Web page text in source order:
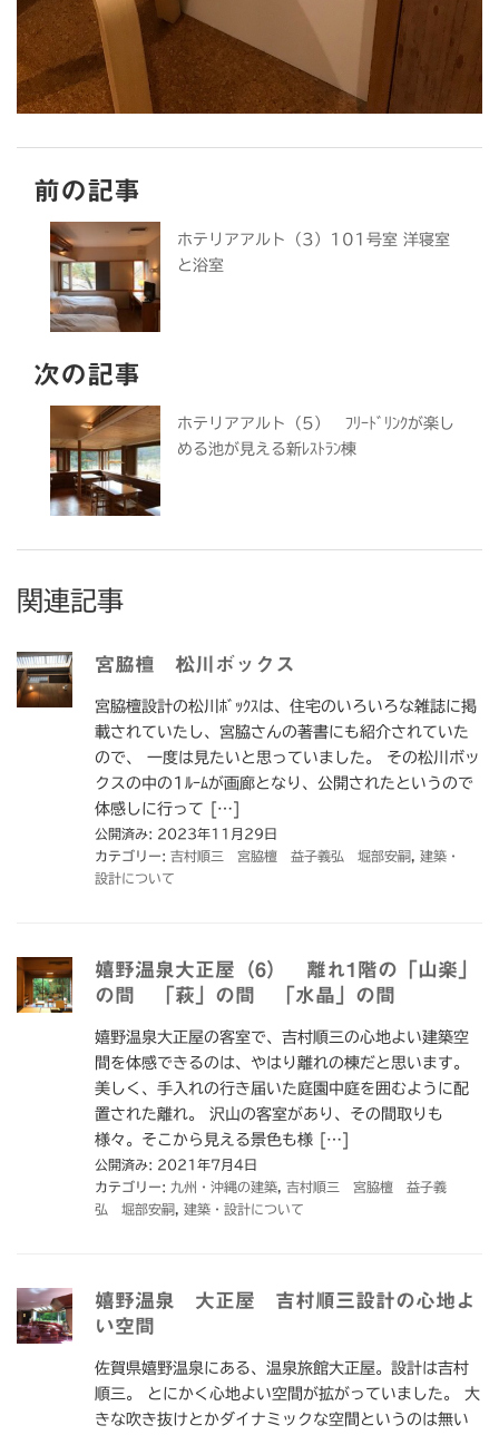
前の記事
ホテリアアルト（3）101号室 洋寝室
と浴室
次の記事
ホテリアアルト（5） ﾌﾘｰﾄﾞﾘﾝｸが楽し
める池が見える新ﾚｽﾄﾗﾝ棟
関連記事
宮脇檀 松川ボックス
宮脇檀設計の松川ﾎﾞｯｸｽは、住宅のいろいろな雑誌に掲
載されていたし、宮脇さんの著書にも紹介されていた
ので、 一度は見たいと思っていました。 その松川ボッ
クスの中の1ﾙｰﾑが画廊となり、公開されたというので
体感しに行って […]
公開済み: 2023年11月29日
カテゴリー: 吉村順三 宮脇檀 益子義弘 堀部安嗣
建築・
設計について
嬉野温泉大正屋（6） 離れ1階の「山楽」
の間 「萩」の間 「水晶」の間
嬉野温泉大正屋の客室で、吉村順三の心地よい建築空
間を体感できるのは、やはり離れの棟だと思います。
美しく、手入れの行き届いた庭園中庭を囲むように配
置された離れ。 沢山の客室があり、その間取りも
様々。そこから見える景色も様 […]
公開済み: 2021年7月4日
カテゴリー: 九州・沖縄の建築
吉村順三 宮脇檀 益子義
弘 堀部安嗣
建築・設計について
嬉野温泉 大正屋 吉村順三設計の心地よ
い空間
佐賀県嬉野温泉にある、温泉旅館大正屋。設計は吉村
順三。 とにかく心地よい空間が拡がっていました。 大
きな吹き抜けとかダイナミックな空間というのは無い